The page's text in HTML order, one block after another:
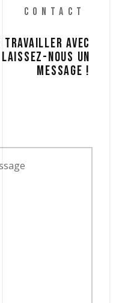
CONTACT
TRAVAILLER AVEC
LAISSEZ-NOUS UN
MESSAGE !